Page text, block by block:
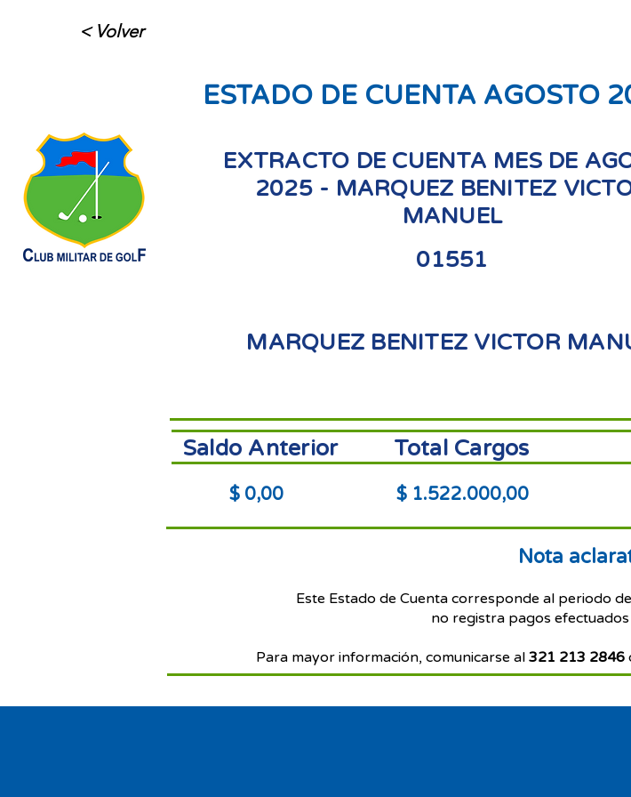
< Volver
ESTADO DE CUENTA AGOSTO
EXTRACTO DE CUENTA MES DE
2025 - MARQUEZ BENITEZ
MANUEL
01551
MARQUEZ BENITEZ VICTOR
Saldo Anterior Total Cargos
$ 0,00 $ 1.522.000,00
Nota
Este Estado de Cuenta corresponde al periodo
no registra pagos
Para mayor información, comunicarse al 321 213 2846